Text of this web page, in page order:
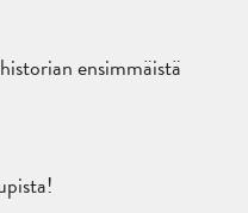
ensimmäistä